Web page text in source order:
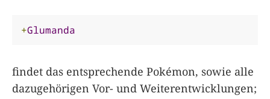
+Glumanda
findet das entsprechende Pokémon, sowie alle
dazugehörigen Vor- und Weiterentwicklungen;